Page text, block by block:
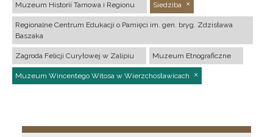
Muzeum Historii Tarnowa i Regionu Siedziba
Regionalne Centrum Edukacji o Pamięci im. gen. bryg. Zdzisława
Baszaka
Zagroda Felicji Curyłowej w Zalipiu Muzeum Etnograficzne
Muzeum Wincentego Witosa w Wierzchosławicach